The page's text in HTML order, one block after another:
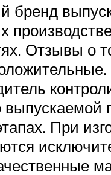
бренд
Отзывы о
выпускаемой
При